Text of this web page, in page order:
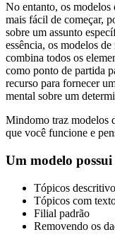
No entanto, os modelos
mais fácil de começar,
sobre um assunto
essência, os modelos
combina todos os
como ponto de partida
recurso para fornecer
mental sobre um
Mindomo traz modelos
que você funcione e
Um modelo
Tópicos
Tópicos com
Filial padrão
Removendo os